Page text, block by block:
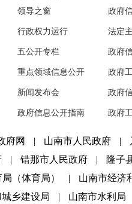
领导之窗
行政权力运行
五公开专栏
重点领域信息公开
新闻发布会
政府信息公开指南
政府
法定
政府
政府
政府
政府
府网 | 山南市人民政府 |
| 错那市人民政府 | 隆子
（体育局） | 山南市经济
乡建设局 | 山南市水利局